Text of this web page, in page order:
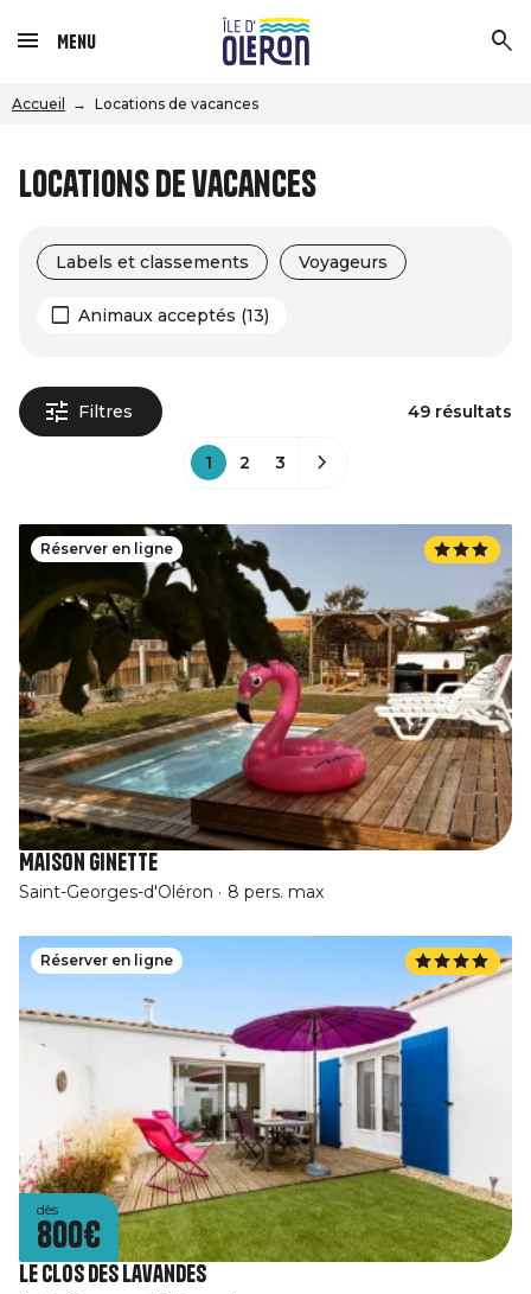
Menu
Accueil Locations de vacances
Locations de vacances
Labels et classements Voyageurs
Animaux acceptés (13)
Filtres 49 résultats
1 2 3
Réserver en ligne
Maison Ginette
Saint-Georges-d'Oléron 8 pers. max
Réserver en ligne
dès
800€
Le clos des lavandes